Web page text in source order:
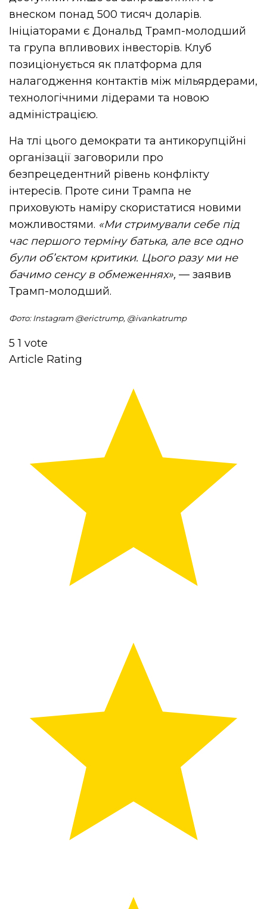
внеском понад 500 тисяч доларів.
Ініціаторами є Дональд Трамп-молодший
та група впливових інвесторів. Клуб
позиціонується як платформа для
налагодження контактів між мільярдерами,
технологічними лідерами та новою
адміністрацією.
На тлі цього демократи та антикорупційні
організації заговорили про
безпрецедентний рівень конфлікту
інтересів. Проте сини Трампа не
приховують наміру скористатися новими
можливостями. «Ми стримували себе під
час першого терміну батька, але все одно
були об’єктом критики. Цього разу ми не
бачимо сенсу в обмеженнях», — заявив
Трамп-молодший.
Фото: Instagram @erictrump, @ivankatrump
5 1 vote
Article Rating